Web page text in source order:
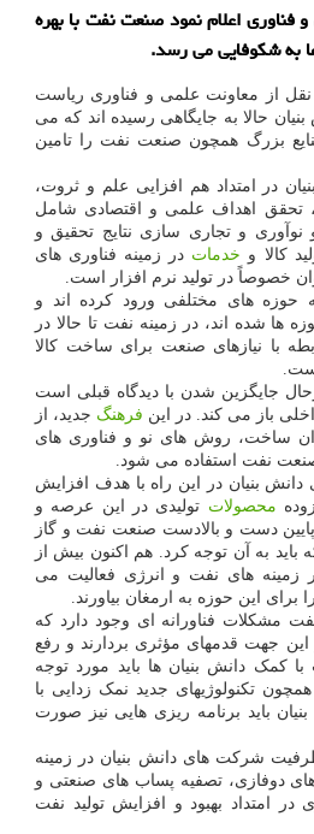
اعلام نمود صنعت نفت با بهره
به شکوفایی می رسد.
از معاونت علمی و فناوری ریاست
حالا به جایگاهی رسیده اند که می
بزرگ همچون صنعت نفت را تامین
در امتداد هم افزایی علم و ثروت،
تحقق اهداف علمی و اقتصادی شامل
و تجاری سازی نتایج تحقیق و
کالا و خدمات در زمینه فناوری های
خصوصاً در تولید نرم افزار است.
حوزه های مختلفی ورود کرده اند و
شده اند، در زمینه نفت تا حالا در
با نیازهای صنعت برای ساخت کالا
جایگزین شدن با دیدگاه قبلی است
باز می کند. در این فرهنگ جدید، از
ساخت، روش های نو و فناوری های
صنعت نفت استفاده می شود.
بنیان در این راه با هدف افزایش
محصولات تولیدی در این عرصه و
دست و بالادست صنعت نفت و گاز
به آن توجه کرد. هم اکنون بیش از
در زمینه های نفت و انرژی فعالیت می
برای این حوزه به ارمغان بیاورند.
مشکلات فناورانه ای وجود دارد که
این جهت قدمهای مؤثری بردارند و رفع
با کمک دانش بنیان ها باید مورد توجه
تکنولوژیهای جدید نمک زدایی با
باید برنامه ریزی هایی نیز صورت
شرکت های دانش بنیان در زمینه
دوفازی، تصفیه پساب های صنعتی و
امتداد بهبود و افزایش تولید نفت